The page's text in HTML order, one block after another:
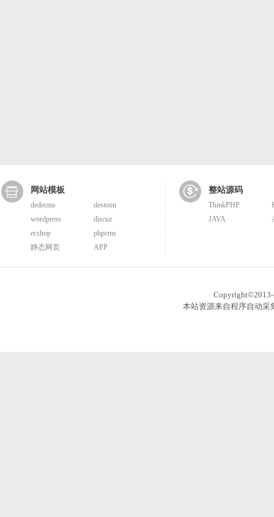
网站模板
dedecms
destoon
wordpress
discuz
ecshop
phpcms
静态网页
APP
整站源码
ThinkPHP
JAVA
Copyright©2013-
本站资源来自程序自动采